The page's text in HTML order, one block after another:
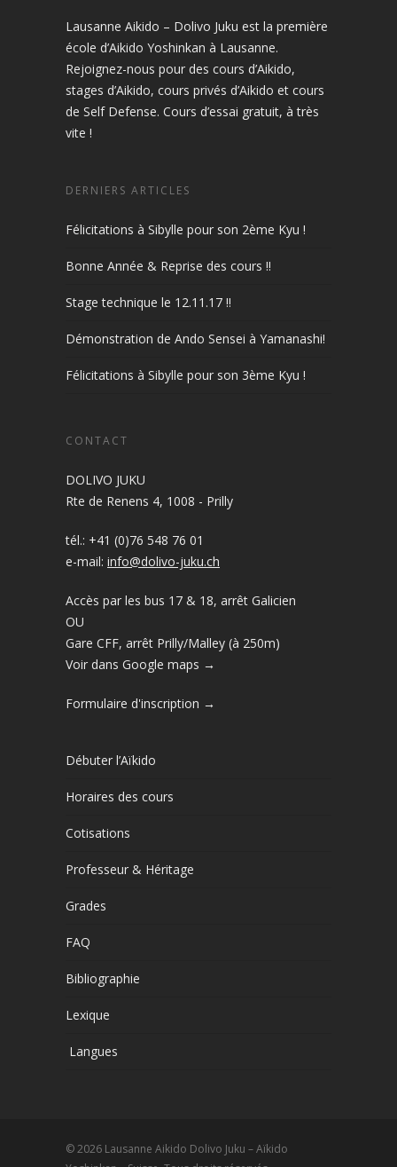
Lausanne Aikido – Dolivo Juku est la première
école d’Aikido Yoshinkan à Lausanne.
Rejoignez-nous pour des cours d’Aikido,
stages d’Aikido, cours privés d’Aikido et cours
de Self Defense. Cours d’essai gratuit, à très
vite !
DERNIERS ARTICLES
Félicitations à Sibylle pour son 2ème Kyu !
Bonne Année & Reprise des cours !!
Stage technique le 12.11.17 !!
Démonstration de Ando Sensei à Yamanashi!
Félicitations à Sibylle pour son 3ème Kyu !
CONTACT
DOLIVO JUKU
Rte de Renens 4, 1008 - Prilly
tél.: +41 (0)76 548 76 01
e-mail: info@dolivo-juku.ch
Accès par les bus 17 & 18, arrêt Galicien
OU
Gare CFF, arrêt Prilly/Malley (à 250m)
Voir dans Google maps →
Formulaire d'inscription →
Débuter l’Aïkido
Horaires des cours
Cotisations
Professeur & Héritage
Grades
FAQ
Bibliographie
Lexique
Langues
© 2026 Lausanne Aikido Dolivo Juku – Aïkido